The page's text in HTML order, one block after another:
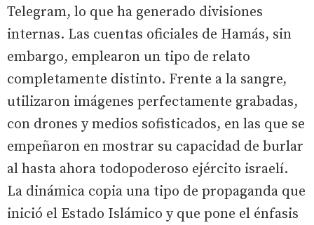
Telegram, lo que ha generado divisiones
internas. Las cuentas oficiales de Hamás, sin
embargo, emplearon un tipo de relato
completamente distinto. Frente a la sangre,
utilizaron imágenes perfectamente grabadas,
con drones y medios sofisticados, en las que se
empeñaron en mostrar su capacidad de burlar
al hasta ahora todopoderoso ejército israelí.
La dinámica copia una tipo de propaganda que
inició el Estado Islámico y que pone el énfasis